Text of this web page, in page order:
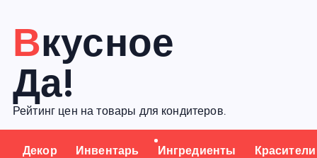
Вкусное
Да!
Рейтинг цен на товары для кондитеров.
Декор Инвентарь Ингредиенты Красители